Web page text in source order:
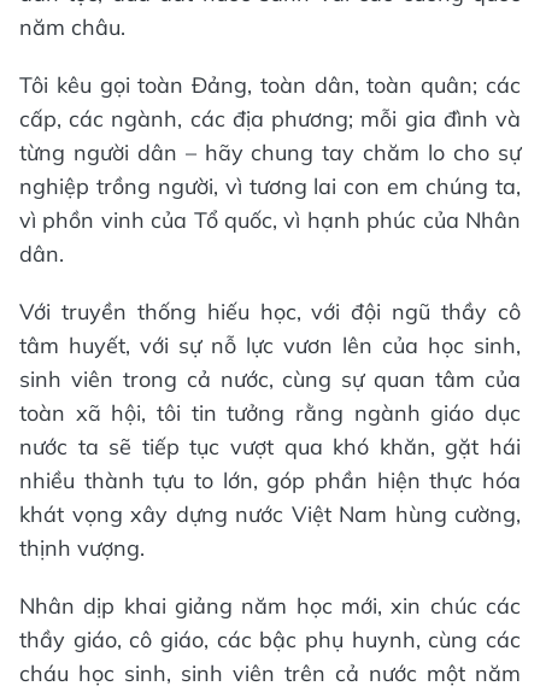
năm châu.
Tôi kêu gọi toàn Đảng, toàn dân, toàn quân; các
cấp, các ngành, các địa phương; mỗi gia đình và
từng người dân – hãy chung tay chăm lo cho sự
nghiệp trồng người, vì tương lai con em chúng ta,
vì phồn vinh của Tổ quốc, vì hạnh phúc của Nhân
dân.
Với truyền thống hiếu học, với đội ngũ thầy cô
tâm huyết, với sự nỗ lực vươn lên của học sinh,
sinh viên trong cả nước, cùng sự quan tâm của
toàn xã hội, tôi tin tưởng rằng ngành giáo dục
nước ta sẽ tiếp tục vượt qua khó khăn, gặt hái
nhiều thành tựu to lớn, góp phần hiện thực hóa
khát vọng xây dựng nước Việt Nam hùng cường,
thịnh vượng.
Nhân dịp khai giảng năm học mới, xin chúc các
thầy giáo, cô giáo, các bậc phụ huynh, cùng các
cháu học sinh, sinh viên trên cả nước một năm